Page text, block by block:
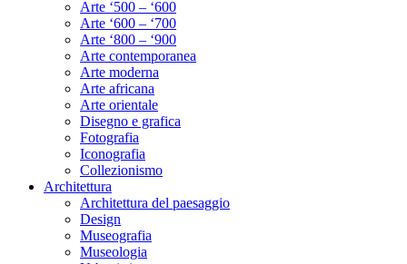
Arte ‘500 – ‘600
Arte ‘600 – ‘700
Arte ‘800 – ‘900
Arte contemporanea
Arte moderna
Arte africana
Arte orientale
Disegno e grafica
Fotografia
Iconografia
Collezionismo
Architettura
Architettura del paesaggio
Design
Museografia
Museologia